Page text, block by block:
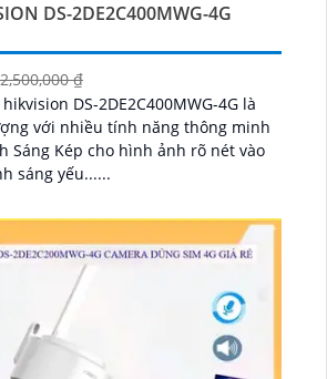
DS-2DE2C400MWG-4G
2,500,000 ₫
DS-2DE2C400MWG-4G là
với nhiều tính năng thông minh
Sáng Kép cho hình ảnh rõ nét vào
sáng yếu......